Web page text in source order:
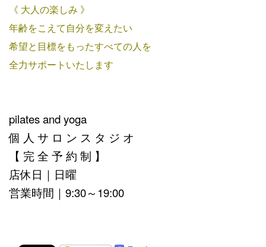
《 大人の楽しみ 》
年齢をこえて自分を変えたい
希望と目標をもったすべての人を
全力サポートいたします
pilates and yoga
個 人 サ ロ ン ス タ ジ オ
【 完 全 予 約 制 】
店休日｜日曜
営業時間｜9:30～19:00